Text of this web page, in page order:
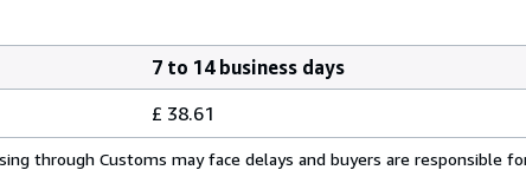
7 to 14 business days
£ 38.61
through Customs may face delays and buyers are responsible